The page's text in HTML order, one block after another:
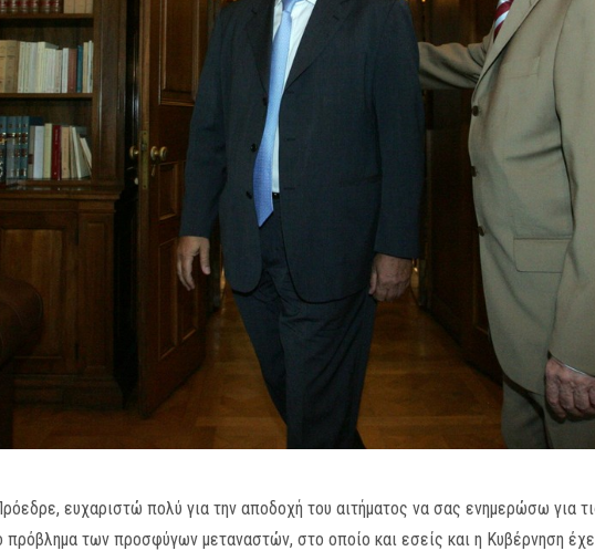
ευχαριστώ πολύ για την αποδοχή του αιτήματος να σας ενημερώσω για
των προσφύγων μεταναστών, στο οποίο και εσείς και η Κυβέρνηση